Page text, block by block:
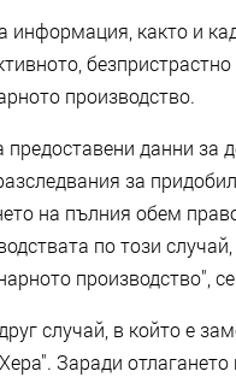
информация, както и
производство.
данни за
за
на пълния обем
по този
производство",
случай, в който е
Заради